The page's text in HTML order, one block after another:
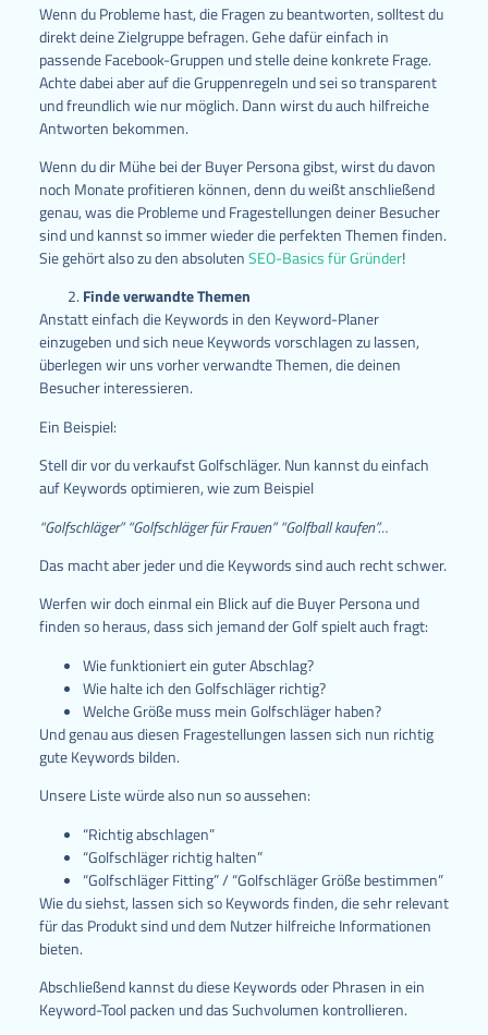
Wenn du Probleme hast, die Fragen zu beantworten, solltest du
direkt deine Zielgruppe befragen. Gehe dafür einfach in
passende Facebook-Gruppen und stelle deine konkrete Frage.
Achte dabei aber auf die Gruppenregeln und sei so transparent
und freundlich wie nur möglich. Dann wirst du auch hilfreiche
Antworten bekommen.
Wenn du dir Mühe bei der Buyer Persona gibst, wirst du davon
noch Monate profitieren können, denn du weißt anschließend
genau, was die Probleme und Fragestellungen deiner Besucher
sind und kannst so immer wieder die perfekten Themen finden.
Sie gehört also zu den absolutenSEO-Basics für Gründer!
Finde verwandte Themen
Anstatt einfach die Keywords in den Keyword-Planer
einzugeben und sich neue Keywords vorschlagen zu lassen,
überlegen wir uns vorher verwandte Themen, die deinen
Besucher interessieren.
Ein Beispiel:
Stell dir vor du verkaufst Golfschläger. Nun kannst du einfach
auf Keywords optimieren, wie zum Beispiel
“Golfschläger” “Golfschläger für Frauen” “Golfball kaufen”…
Das macht aber jeder und die Keywords sind auch recht schwer.
Werfen wir doch einmal ein Blick auf die Buyer Persona und
finden so heraus, dass sich jemand der Golf spielt auch fragt:
Wie funktioniert ein guter Abschlag?
Wie halte ich den Golfschläger richtig?
Welche Größe muss mein Golfschläger haben?
Und genau aus diesen Fragestellungen lassen sich nun richtig
gute Keywords bilden.
Unsere Liste würde also nun so aussehen:
“Richtig abschlagen”
“Golfschläger richtig halten”
“Golfschläger Fitting” / “Golfschläger Größe bestimmen”
Wie du siehst, lassen sich so Keywords finden, die sehr relevant
für das Produkt sind und dem Nutzer hilfreiche Informationen
bieten.
Abschließend kannst du diese Keywords oder Phrasen in ein
Keyword-Tool packen und das Suchvolumen kontrollieren.